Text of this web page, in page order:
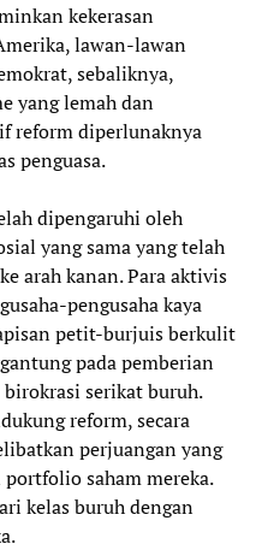
kekerasan
lawan-lawan
sebaliknya,
yang lemah dan
reform diperlunaknya
penguasa.
dipengaruhi oleh
yang sama yang telah
arah kanan. Para aktivis
pengusaha kaya
petit-burjuis berkulit
pada pemberian
serikat buruh.
reform, secara
perjuangan yang
saham mereka.
kelas buruh dengan